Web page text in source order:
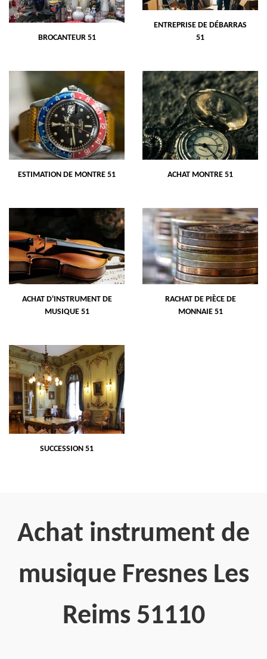
BROCANTEUR 51
ENTREPRISE DE DÉBARRAS
51
ESTIMATION DE MONTRE 51 ACHAT MONTRE 51
ACHAT D'INSTRUMENT DE
MUSIQUE 51
RACHAT DE PIÈCE DE
MONNAIE 51
SUCCESSION 51
Achat instrument de
musique Fresnes Les
Reims 51110